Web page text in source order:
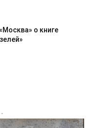
о книге
-